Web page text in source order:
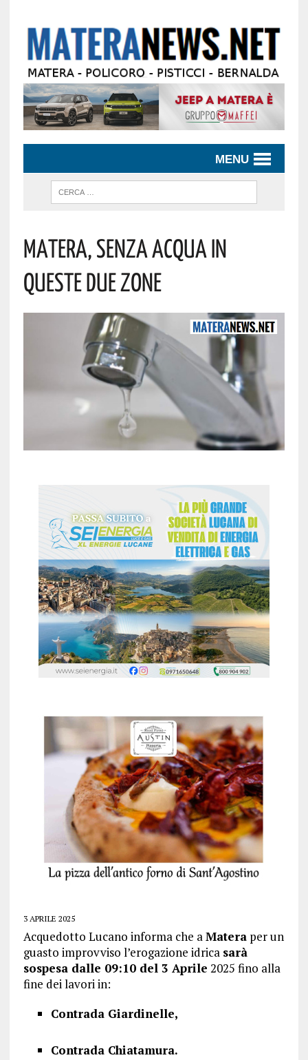
MENU
Matera, Senza Acqua In
Queste Due Zone
3 APRILE 2025
Acquedotto Lucano informa che aMateraper un
guasto improvviso l’erogazione idrica sarà
sospesa dalle 09:10 del 3 Aprile 2025 fino alla
fine dei lavori in:
Contrada Giardinelle,
Contrada Chiatamura.